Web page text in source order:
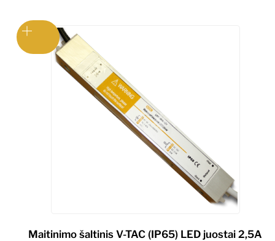
Maitinimo šaltinis V-TAC (IP65) LED juostai 2,5A